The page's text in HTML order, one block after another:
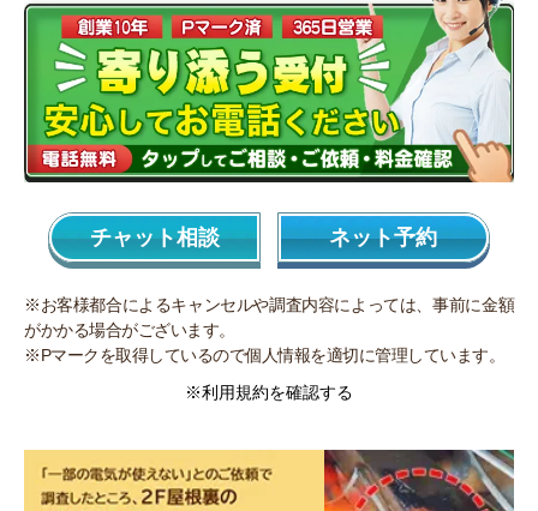
チャット相談 ネット予約
※お客様都合によるキャンセルや調査内容によっては、事前に金額
がかかる場合がございます。
※Pマークを取得しているので個人情報を適切に管理しています。
※利用規約を確認する